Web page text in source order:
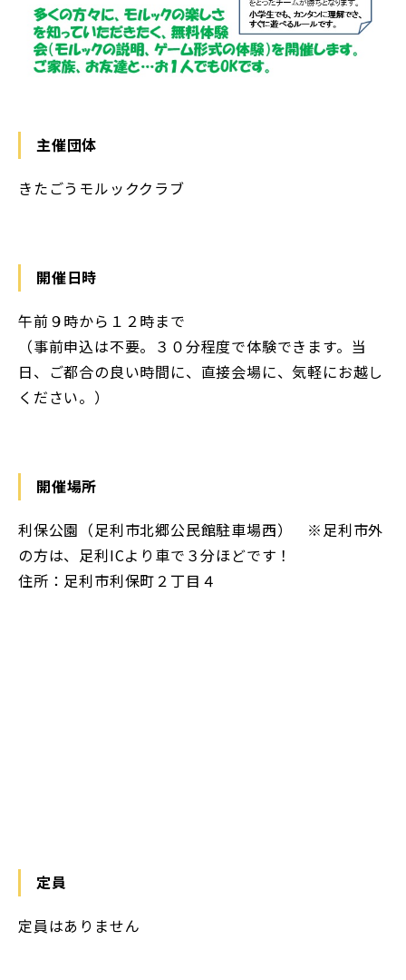
主催団体
きたごうモルッククラブ
開催日時
午前９時から１２時まで
（事前申込は不要。３０分程度で体験できます。当
日、ご都合の良い時間に、直接会場に、気軽にお越し
ください。）
開催場所
利保公園（足利市北郷公民館駐車場西） ※足利市外
の方は、足利ICより車で３分ほどです！
住所：足利市利保町２丁目４
定員
定員はありません